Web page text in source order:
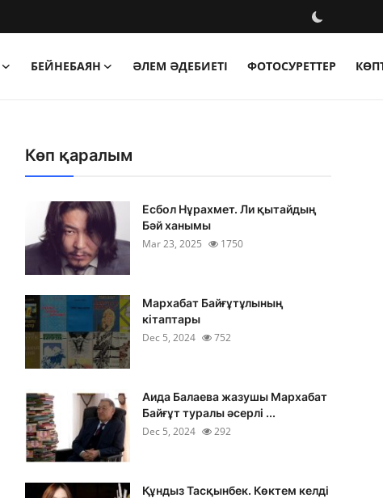
БЕЙНЕБАЯН ӘЛЕМ ӘДЕБИЕТІ ФОТОСУРЕТТЕР
Көп қаралым
Есбол Нұрахмет. Ли қытайдың
Бәй ханымы
Mar 23, 2025
1750
Мархабат Байғұтұлының
кітаптары
Dec 5, 2024
752
Аида Балаева жазушы Мархабат
Байғұт туралы әсерлі ...
Dec 5, 2024
292
Құндыз Тасқынбек. Көктем келді